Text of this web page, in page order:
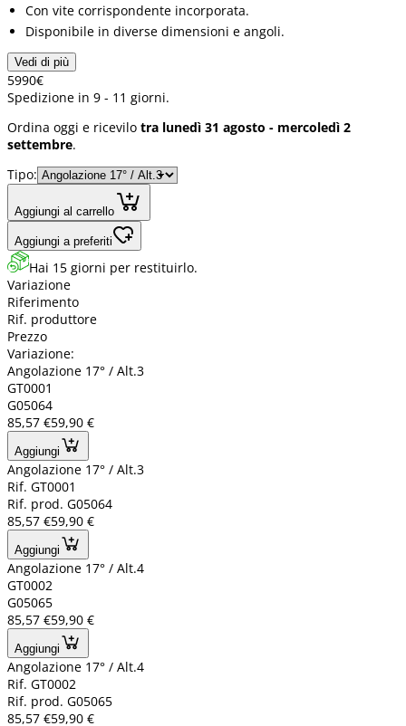
Con vite corrispondente incorporata.
Disponibile in diverse dimensioni e angoli.
Vedi di più
5990€
Spedizione in 9 - 11 giorni.
Ordina oggi e ricevilo tra lunedì 31 agosto - mercoledì 2
settembre.
Tipo:
Aggiungi al carrello
Aggiungi a preferiti
Hai 15 giorni per restituirlo.
Variazione
Riferimento
Rif. produttore
Prezzo
Variazione:
Angolazione 17° / Alt.3
GT0001
G05064
85,57 €59,90 €
Aggiungi
Angolazione 17° / Alt.3
Rif. GT0001
Rif. prod. G05064
85,57 €59,90 €
Aggiungi
Angolazione 17° / Alt.4
GT0002
G05065
85,57 €59,90 €
Aggiungi
Angolazione 17° / Alt.4
Rif. GT0002
Rif. prod. G05065
85,57 €59,90 €